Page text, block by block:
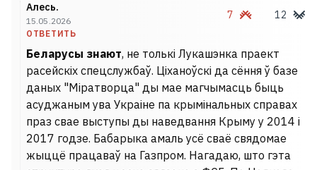
Алесь.
15.05.2026
ОТВЕТИТЬ
7 12
Беларусы знают, не толькі Лукашэнка праект
расейскіх спецслужбаў. Ціханоўскі да сёння ў базе
даных "Міратворца" ды мае магчымасць быць
асуджаным ува Украіне па крымінальных справах
праз свае выступы ды наведвання Крыму у 2014 і
2017 годзе. Бабарыка амаль усё сваё свядомае
жыццё працаваў на Газпром. Нагадаю, што гэта